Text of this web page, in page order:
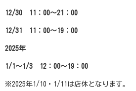
12/30 11：00～21：00
12/31 11：00～19：00
2025年
1/1～1/3 12：00～19：00
※2025年1/10・1/11は店休となります。